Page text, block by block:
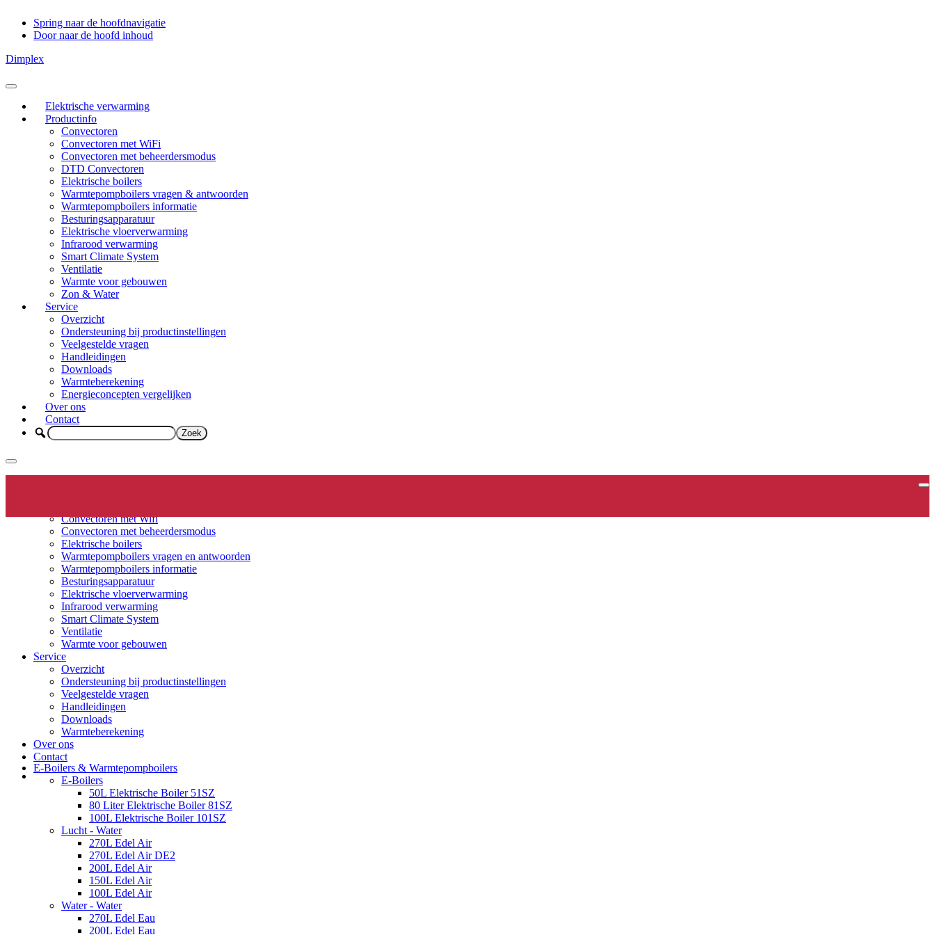
Spring naar de hoofdnavigatie
Door naar de hoofd inhoud
Dimplex
Header
RechtsElektrische verwarming
Productinfo
Convectoren
Convectoren met WiFi
Convectoren met beheerdersmodus
DTD Convectoren
Elektrische boilers
Warmtepompboilers vragen & antwoorden
Warmtepompboilers informatie
Besturingsapparatuur
Elektrische vloerverwarming
Infrarood verwarming
Smart Climate System
Ventilatie
Warmte voor gebouwen
Zon & Water
Service
Overzicht
Ondersteuning bij productinstellingen
Veelgestelde vragen
Handleidingen
Downloads
Warmteberekening
Energieconcepten vergelijken
Over ons
Contact
Convectoren met Wifi
Convectoren met beheerdersmodus
Elektrische boilers
Warmtepompboilers vragen en antwoorden
Warmtepompboilers informatie
Besturingsapparatuur
Elektrische vloerverwarming
Infrarood verwarming
Smart Climate System
Ventilatie
Warmte voor gebouwen
Service
Overzicht
Ondersteuning bij productinstellingen
Veelgestelde vragen
Handleidingen
Downloads
Warmteberekening
Over ons
Contact
E-Boilers & Warmtepompboilers
E-Boilers
50L Elektrische Boiler 51SZ
80 Liter Elektrische Boiler 81SZ
100L Elektrische Boiler 101SZ
Lucht - Water
270L Edel Air
270L Edel Air DE2
200L Edel Air
150L Edel Air
100L Edel Air
Water - Water
270L Edel Eau
200L Edel Eau